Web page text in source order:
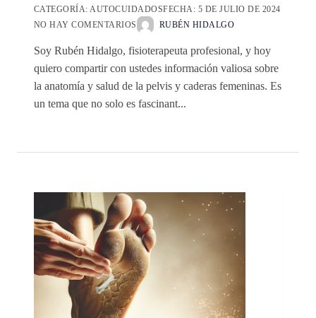
CATEGORÍA:AUTOCUIDADOSFECHA: 5 DE JULIO DE 2024
NO HAY COMENTARIOS
RUBÉN HIDALGO
Soy Rubén Hidalgo, fisioterapeuta profesional, y hoy
quiero compartir con ustedes información valiosa sobre
la anatomía y salud de la pelvis y caderas femeninas. Es
un tema que no solo es fascinant...